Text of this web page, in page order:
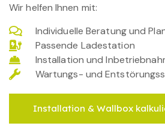
Wir helfen Ihnen mit:
Individuelle Beratung und
Passende Ladestation
Installation und
Wartungs- und
Installation & Wallbox